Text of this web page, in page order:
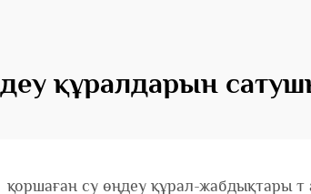
құралдарын
қоршаған су өңдеу құрал-жабдықтары т